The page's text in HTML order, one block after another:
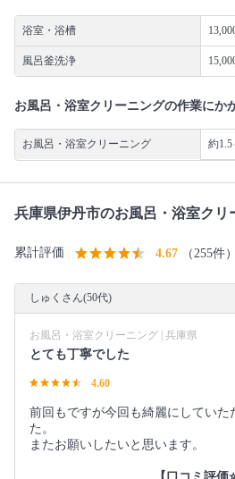
浴室・浴槽
風呂釜洗浄
お風呂・浴室クリーニングの作業にか
お風呂・浴室クリーニング 約1.5
兵庫県伊丹市のお風呂・浴室クリ
累計評価 4.67 （255件）
しゅくさん(50代)
お風呂・浴室クリーニング | 兵庫県
とても丁寧でした
4.60
前回もですが今回も綺麗にしていた
た。
またお願いしたいと思います。